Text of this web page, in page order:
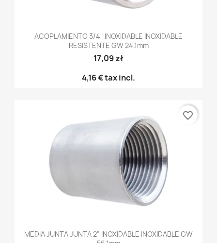
ACOPLAMIENTO 3/4" INOXIDABLE INOXIDABLE
RESISTENTE GW 24.1mm
17,09 zł
4,16 €tax incl.
MEDIA JUNTA JUNTA 2" INOXIDABLE INOXIDABLE GW
favorite_border